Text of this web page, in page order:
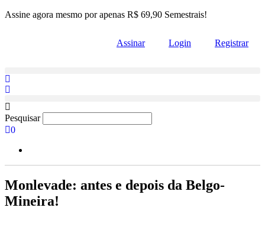
Skip
Assine agora mesmo por apenas R$ 69,90 Semestrais!
Assinar Login Registrar
Pesquisar
0
Monlevade: antes e depois da Belgo-
Mineira!